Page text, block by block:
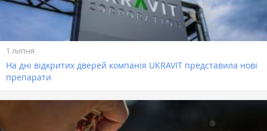
1 липня
На дні відкритих дверей компанія UKRAVIT представила нові
препарати